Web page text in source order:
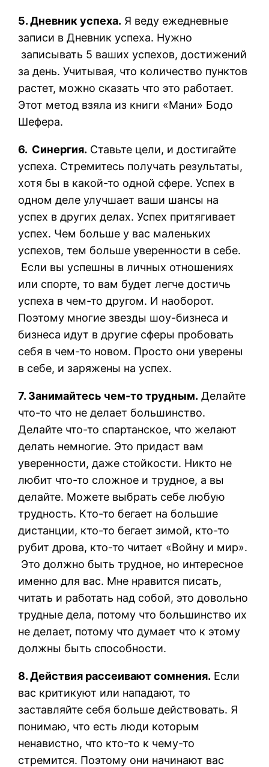
5. Дневник успеха. Я веду ежедневные
записи в Дневник успеха. Нужно
записывать 5 ваших успехов, достижений
за день. Учитывая, что количество пунктов
растет, можно сказать что это работает.
Этот метод взяла из книги «Мани» Бодо
Шефера.
6. Синергия. Ставьте цели, и достигайте
успеха. Стремитесь получать результаты,
хотя бы в какой-то одной сфере. Успех в
одном деле улучшает ваши шансы на
успех в других делах. Успех притягивает
успех. Чем больше у вас маленьких
успехов, тем больше уверенности в себе.
Если вы успешны в личных отношениях
или спорте, то вам будет легче достичь
успеха в чем-то другом. И наоборот.
Поэтому многие звезды шоу-бизнеса и
бизнеса идут в другие сферы пробовать
себя в чем-то новом. Просто они уверены
в себе, и заряжены на успех.
7. Занимайтесь чем-то трудным. Делайте
что-то что не делает большинство.
Делайте что-то спартанское, что желают
делать немногие. Это придаст вам
уверенности, даже стойкости. Никто не
любит что-то сложное и трудное, а вы
делайте. Можете выбрать себе любую
трудность. Кто-то бегает на большие
дистанции, кто-то бегает зимой, кто-то
рубит дрова, кто-то читает «Войну и мир».
Это должно быть трудное, но интересное
именно для вас. Мне нравится писать,
читать и работать над собой, это довольно
трудные дела, потому что большинство их
не делает, потому что думает что к этому
должны быть способности.
8. Действия рассеивают сомнения. Если
вас критикуют или нападают, то
заставляйте себя больше действовать. Я
понимаю, что есть люди которым
ненавистно, что кто-то к чему-то
стремится. Поэтому они начинают вас